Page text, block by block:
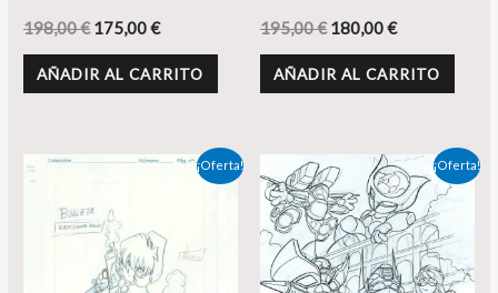
198,00€ 175,00€
AÑADIR AL CARRITO
195,00€ 180,00€
AÑADIR AL CARRITO
¡Oferta!
El
original
era:
140,00 €.
El
precio
135,00 €.
¡Oferta!
El
precio
original
era:
135,00 €.
El
precio
actual
es:
130,00 €.